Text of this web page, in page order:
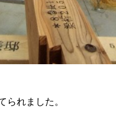
られました。